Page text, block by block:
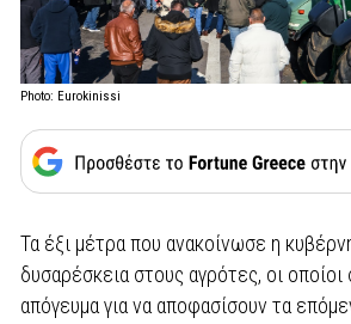
Photo: Eurokinissi
Τα έξι μέτρα που ανακοίνωσε η
δυσαρέσκεια στους αγρότες, οι οποίοι
απόγευμα για να αποφασίσουν τα